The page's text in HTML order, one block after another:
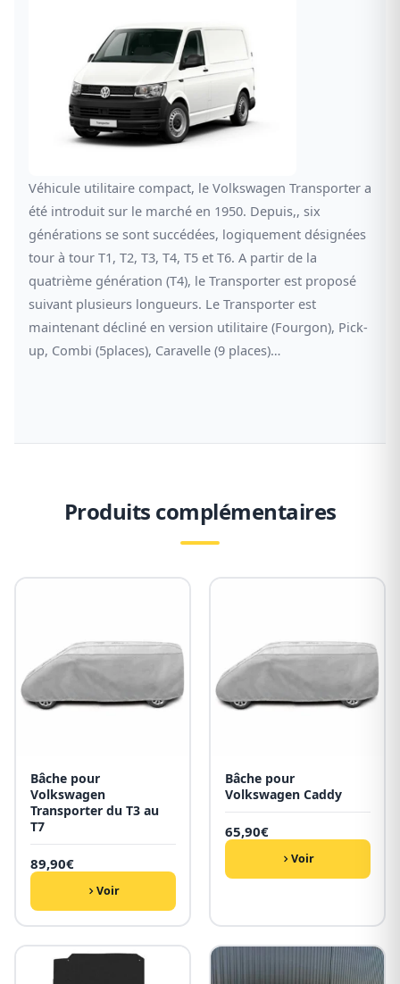
Véhicule utilitaire compact, le Volkswagen Transporter a
été introduit sur le marché en 1950. Depuis,, six
générations se sont succédées, logiquement désignées
tour à tour T1, T2, T3, T4, T5 et T6. A partir de la
quatrième génération (T4), le Transporter est proposé
suivant plusieurs longueurs. Le Transporter est
maintenant décliné en version utilitaire (Fourgon), Pick-
up, Combi (5places), Caravelle (9 places)…
Produits complémentaires
Bâche pour
Volkswagen
Transporter du T3 au
T7
89,90€
Voir
Bâche pour
Volkswagen Caddy
65,90€
Voir